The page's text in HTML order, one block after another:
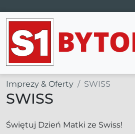
Main Navigation
Imprezy & Oferty SWISS
SWISS
Świętuj Dzień Matki ze Swiss!